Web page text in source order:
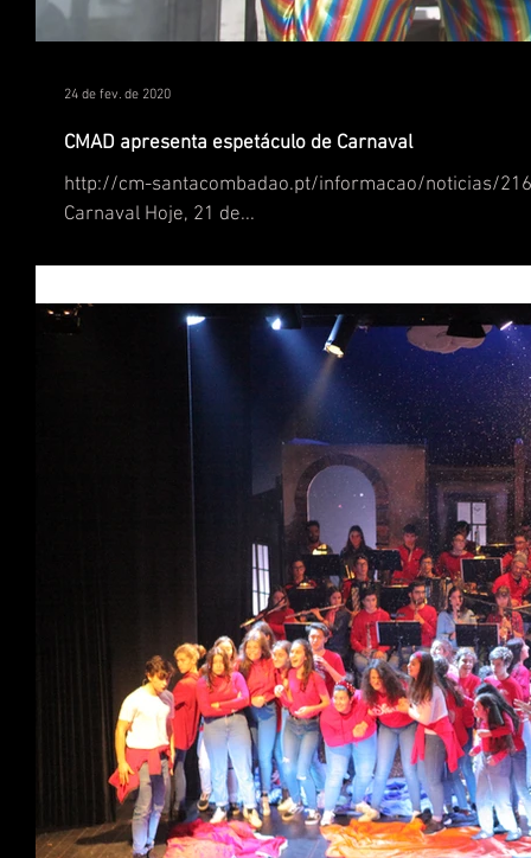
CMAD apresenta espetáculo de Carnaval
http://cm-santacombadao.pt/informacao/noticias/
Carnaval Hoje, 21 de...
24 de fev. de 2020